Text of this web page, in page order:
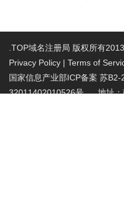
.TOP域名注册局 版权所有
Privacy Policy | Terms of
国家信息产业部ICP备案 苏
32011402010526号 地址：